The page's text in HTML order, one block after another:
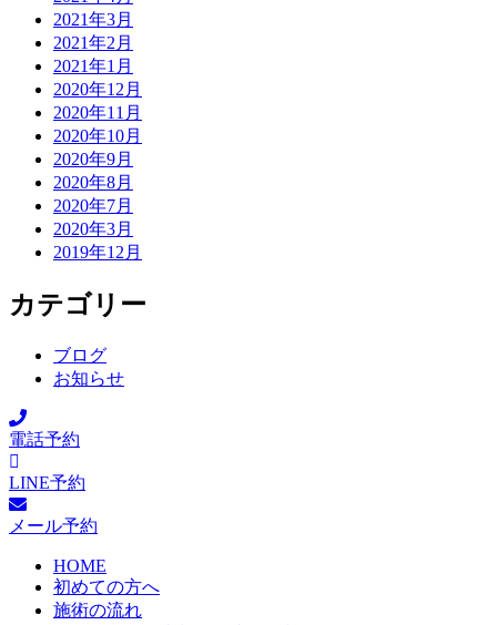
2021年3月
2021年2月
2021年1月
2020年12月
2020年11月
2020年10月
2020年9月
2020年8月
2020年7月
2020年3月
2019年12月
カテゴリー
ブログ
お知らせ
電話予約
LINE予約
メール予約
HOME
初めての方へ
施術の流れ